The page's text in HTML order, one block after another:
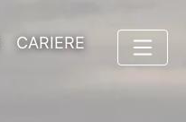
CARIERE